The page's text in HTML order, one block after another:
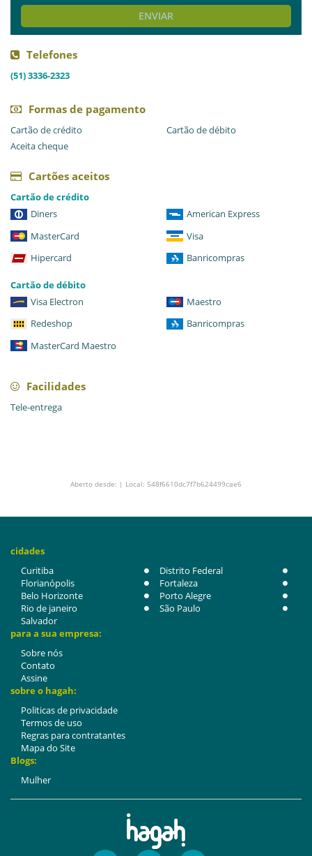
ENVIAR
Telefones
(51) 3336-2323
Formas de pagamento
Cartão de crédito
Cartão de débito
Aceita cheque
Cartões aceitos
Cartão de crédito
Diners
American Express
MasterCard
Visa
Hipercard
Banricompras
Cartão de débito
Visa Electron
Maestro
Redeshop
Banricompras
MasterCard Maestro
Facilidades
Tele-entrega
Aberto desde: | Local: 548f6610dc7f7b624499cae6
cidades
Curitiba
Distrito Federal
Florianópolis
Fortaleza
Belo Horizonte
Porto Alegre
Rio de janeiro
São Paulo
Salvador
para a sua empresa:
Sobre nós
Contato
Assine
sobre o hagah:
Politicas de privacidade
Termos de uso
Regras para contratantes
Mapa do Site
Blogs:
Mulher